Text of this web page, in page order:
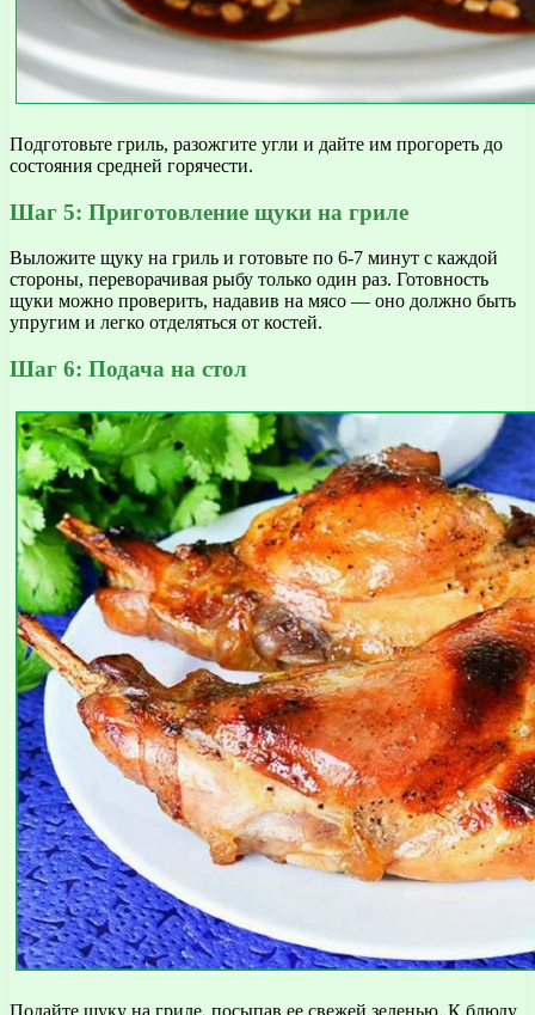
Подготовьте гриль, разожгите угли и дайте им прогореть до
состояния средней горячести.
Шаг 5: Приготовление щуки на гриле
Выложите щуку на гриль и готовьте по 6-7 минут с каждой
стороны, переворачивая рыбу только один раз. Готовность
щуки можно проверить, надавив на мясо — оно должно быть
упругим и легко отделяться от костей.
Шаг 6: Подача на стол
Подайте щуку на гриле, посыпав ее свежей зеленью. К блюду